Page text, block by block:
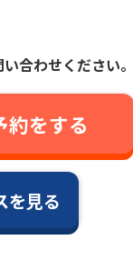
合わせください。
約をする
を見る